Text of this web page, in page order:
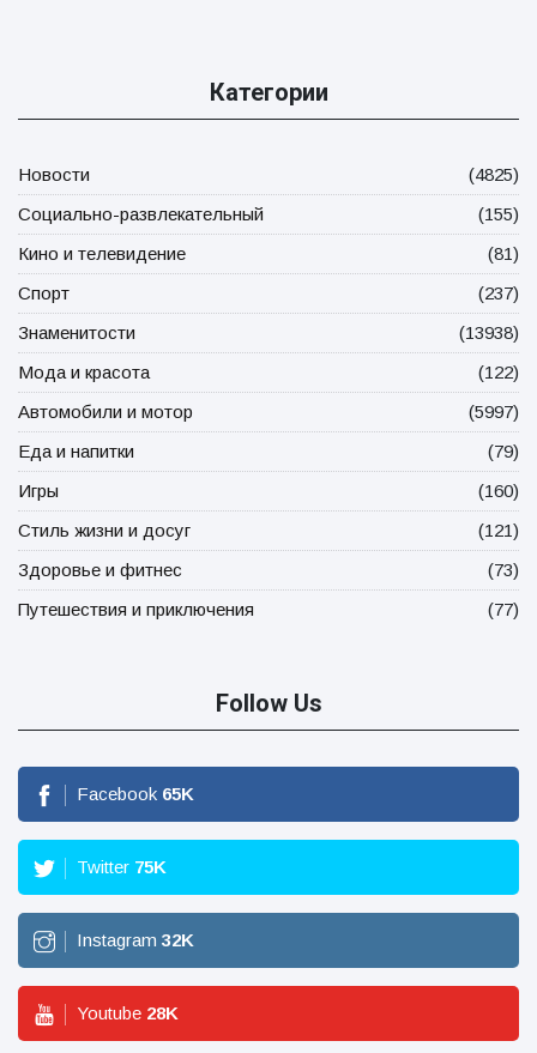
Категории
Новости
(4825)
Социально-развлекательный
(155)
Кино и телевидение
(81)
Спорт
(237)
Знаменитости
(13938)
Мода и красота
(122)
Автомобили и мотор
(5997)
Еда и напитки
(79)
Игры
(160)
Стиль жизни и досуг
(121)
Здоровье и фитнес
(73)
Путешествия и приключения
(77)
Follow Us
Facebook 65K
Twitter 75K
Instagram 32K
Youtube 28K